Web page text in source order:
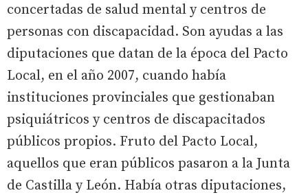
concertadas de salud mental y centros de
personas con discapacidad. Son ayudas a las
diputaciones que datan de la época del Pacto
Local, en el año 2007, cuando había
instituciones provinciales que gestionaban
psiquiátricos y centros de discapacitados
públicos propios. Fruto del Pacto Local,
aquellos que eran públicos pasaron a la Junta
de Castilla y León. Había otras diputaciones,